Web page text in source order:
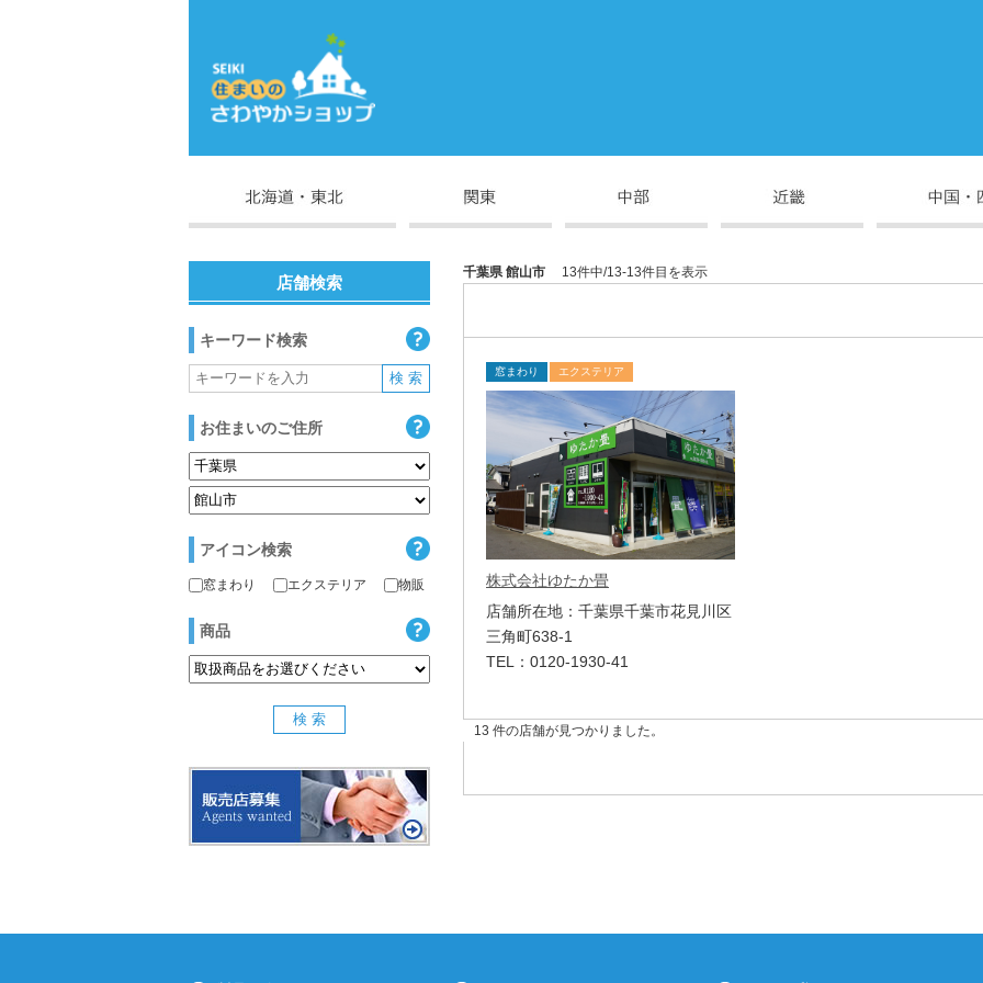
千葉県 館山市 13件中/13-13件目を表示
窓まわり エクステリア
株式会社ゆたか畳
店舗所在地：千葉県千葉市花見川区
三角町638-1
TEL：0120-1930-41
13 件の店舗が見つかりました。
店舗検索
キーワード検索
お住まいのご住所
アイコン検索
窓まわり エクステリア 物販
商品